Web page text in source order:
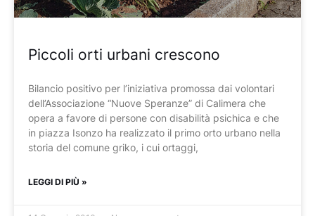
Piccoli orti urbani crescono
Bilancio positivo per l’iniziativa promossa dai volontari
dell’Associazione “Nuove Speranze” di Calimera che
opera a favore di persone con disabilità psichica e che
in piazza Isonzo ha realizzato il primo orto urbano nella
storia del comune griko, i cui ortaggi,
LEGGI DI PIÙ »